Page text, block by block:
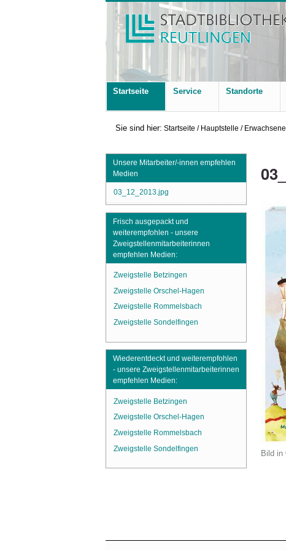
Startseite Service Standorte
Sie sind hier: Startseite / Hauptstelle /
Bild in
Unsere Mitarbeiter/-innen empfehlen
Medien
03_12_2013.jpg
Frisch ausgepackt und
weiterempfohlen - unsere
Zweigstellenmitarbeiterinnen
empfehlen Medien:
Zweigstelle Betzingen
Zweigstelle Orschel-Hagen
Zweigstelle Rommelsbach
Zweigstelle Sondelfingen
Wiederentdeckt und weiterempfohlen
- unsere Zweigstellenmitarbeiterinnen
empfehlen Medien:
Zweigstelle Betzingen
Zweigstelle Orschel-Hagen
Zweigstelle Rommelsbach
Zweigstelle Sondelfingen